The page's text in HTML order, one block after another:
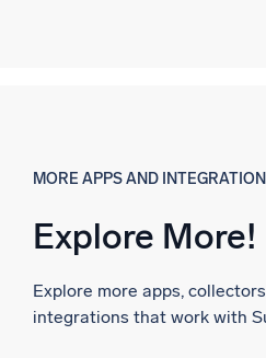
MORE APPS AND
Explore More!
Explore more apps,
integrations that work with